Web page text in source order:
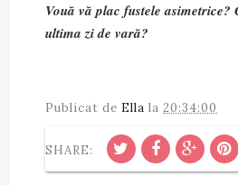
Vouă vă plac fustele asimetrice?
ultima zi de vară?
Publicat de Ella la 20:34:00
SHARE: